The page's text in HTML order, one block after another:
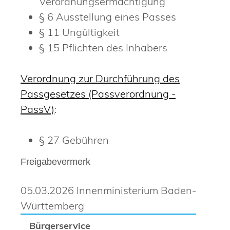
Bürgerservice
§ 6 Ausstellung eines Passes
§ 11 Ungültigkeit
§ 15 Pflichten des Inhabers
Verordnung zur Durchführung des
Passgesetzes (Passverordnung -
PassV):
§ 27 Gebühren
Freigabevermerk
05.03.2026 Innenministerium Baden-
Württemberg